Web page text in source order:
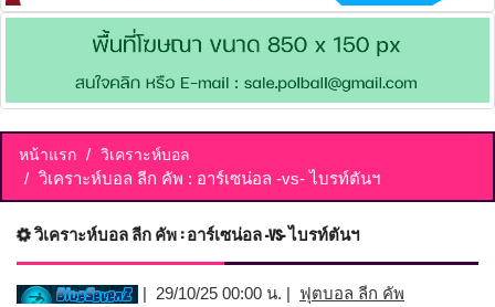
หน้าแรก วิเคราะห์บอล
วิเคราะห์บอล ลีก คัพ : อาร์เซน่อล -vs- ไบรท์ตันฯ
วิเคราะห์บอล ลีก คัพ : อาร์เซน่อล -vs- ไบรท์ตันฯ
| 29/10/25 00:00 น. | ฟุตบอล ลีก คัพ